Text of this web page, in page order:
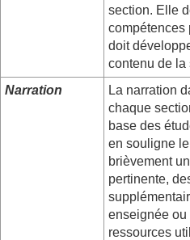
section. Elle
compétences
doit
contenu de la
Narration
La narration
chaque
base des
en souligne
brièvement
pertinente,
enseignée ou
ressources